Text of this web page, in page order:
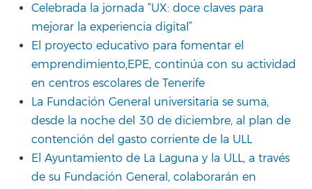
Celebrada la jornada “UX: doce claves para
mejorar la experiencia digital”
El proyecto educativo para fomentar el
emprendimiento,EPE, continúa con su actividad
en centros escolares de Tenerife
La Fundación General universitaria se suma,
desde la noche del 30 de diciembre, al plan de
contención del gasto corriente de la ULL
El Ayuntamiento de La Laguna y la ULL, a través
de su Fundación General, colaborarán en